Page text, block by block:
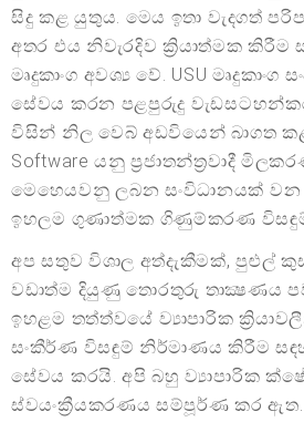
සිදු කළ යුතුය. මෙය ඉතා වැදගත්
අතර එය නිවැරදිව ක්‍රියාත්මක කිරීම
මෘදුකාංග අවශ්‍ය වේ. USU
සේවය කරන පළපුරුදු
විසින් නිල වෙබ් අඩවියෙන් බාගත කළ
Software යනු ප්‍රජාතන්ත්‍රවාදී
මෙහෙයවනු ලබන සංවිධානයක් වන
ඉහලම ගුණාත්මක ගිණුම්කරණ
අප සතුව විශාල අත්දැකීමක්, පුළුල්
වඩාත්ම දියුණු තොරතුරු තාක්‍ෂණය
ඉහළම තත්ත්වයේ ව්‍යාපාරික
සංකීර්ණ විසඳුම් නිර්මාණය කිරීම
සේවය කරයි. අපි බහු ව්‍යාපාරික
ස්වයංක්‍රීයකරණය සම්පූර්ණ කර